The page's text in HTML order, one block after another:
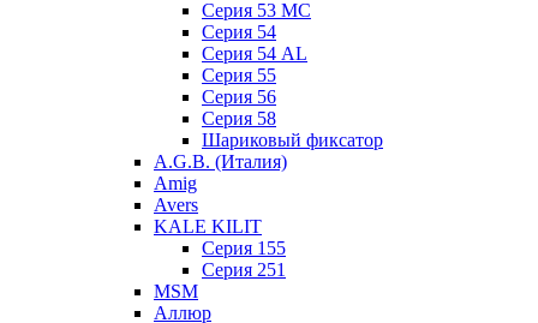
Серия 53 МC
Серия 54
Серия 54 AL
Серия 55
Серия 56
Серия 58
Шариковый фиксатор
A.G.B. (Италия)
Amig
Avers
KALE KILIT
Серия 155
Серия 251
MSM
Аллюр